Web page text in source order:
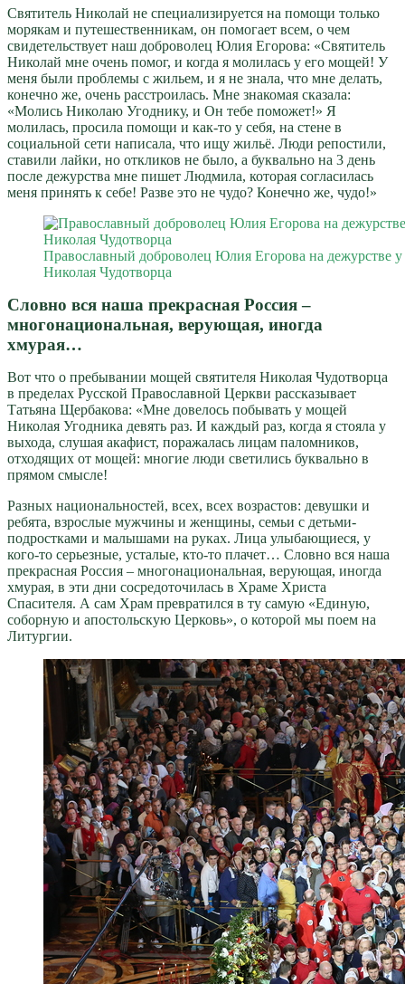
Святитель Николай не специализируется на помощи только
морякам и путешественникам, он помогает всем, о чем
свидетельствует наш доброволец Юлия Егорова: «Святитель
Николай мне очень помог, и когда я молилась у его мощей! У
меня были проблемы с жильем, и я не знала, что мне делать,
конечно же, очень расстроилась. Мне знакомая сказала:
«Молись Николаю Угоднику, и Он тебе поможет!» Я
молилась, просила помощи и как-то у себя, на стене в
социальной сети написала, что ищу жильё. Люди репостили,
ставили лайки, но откликов не было, а буквально на 3 день
после дежурства мне пишет Людмила, которая согласилась
меня принять к себе! Разве это не чудо? Конечно же, чудо!»
Православный доброволец Юлия Егорова на дежурстве
Николая Чудотворца
Словно вся наша прекрасная Россия –
многонациональная, верующая, иногда
хмурая…
Вот что о пребывании мощей святителя Николая Чудотворца
в пределах Русской Православной Церкви рассказывает
Татьяна Щербакова: «Мне довелось побывать у мощей
Николая Угодника девять раз. И каждый раз, когда я стояла у
выхода, слушая акафист, поражалась лицам паломников,
отходящих от мощей: многие люди светились буквально в
прямом смысле!
Разных национальностей, всех, всех возрастов: девушки и
ребята, взрослые мужчины и женщины, семьи с детьми-
подростками и малышами на руках. Лица улыбающиеся, у
кого-то серьезные, усталые, кто-то плачет… Словно вся наша
прекрасная Россия – многонациональная, верующая, иногда
хмурая, в эти дни сосредоточилась в Храме Христа
Спасителя. А сам Храм превратился в ту самую «Единую,
соборную и апостольскую Церковь», о которой мы поем на
Литургии.